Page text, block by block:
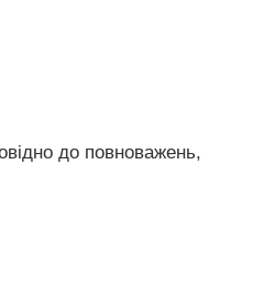
до повноважень,